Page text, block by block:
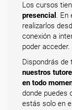
Los cursos
presencial . En
realizarlos
conexión a
poder acceder.
Dispondrás de
nuestros
en todo
donde puedes
estás solo en